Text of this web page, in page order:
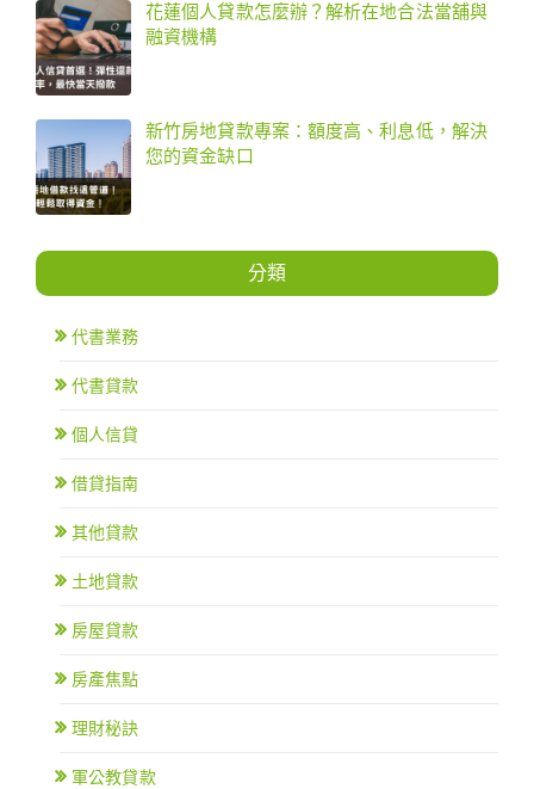
花蓮個人貸款怎麼辦？解析在地合法當舖與
融資機構
新竹房地貸款專案：額度高、利息低，解決
您的資金缺口
分類
代書業務
代書貸款
個人信貸
借貸指南
其他貸款
土地貸款
房屋貸款
房產焦點
理財秘訣
軍公教貸款